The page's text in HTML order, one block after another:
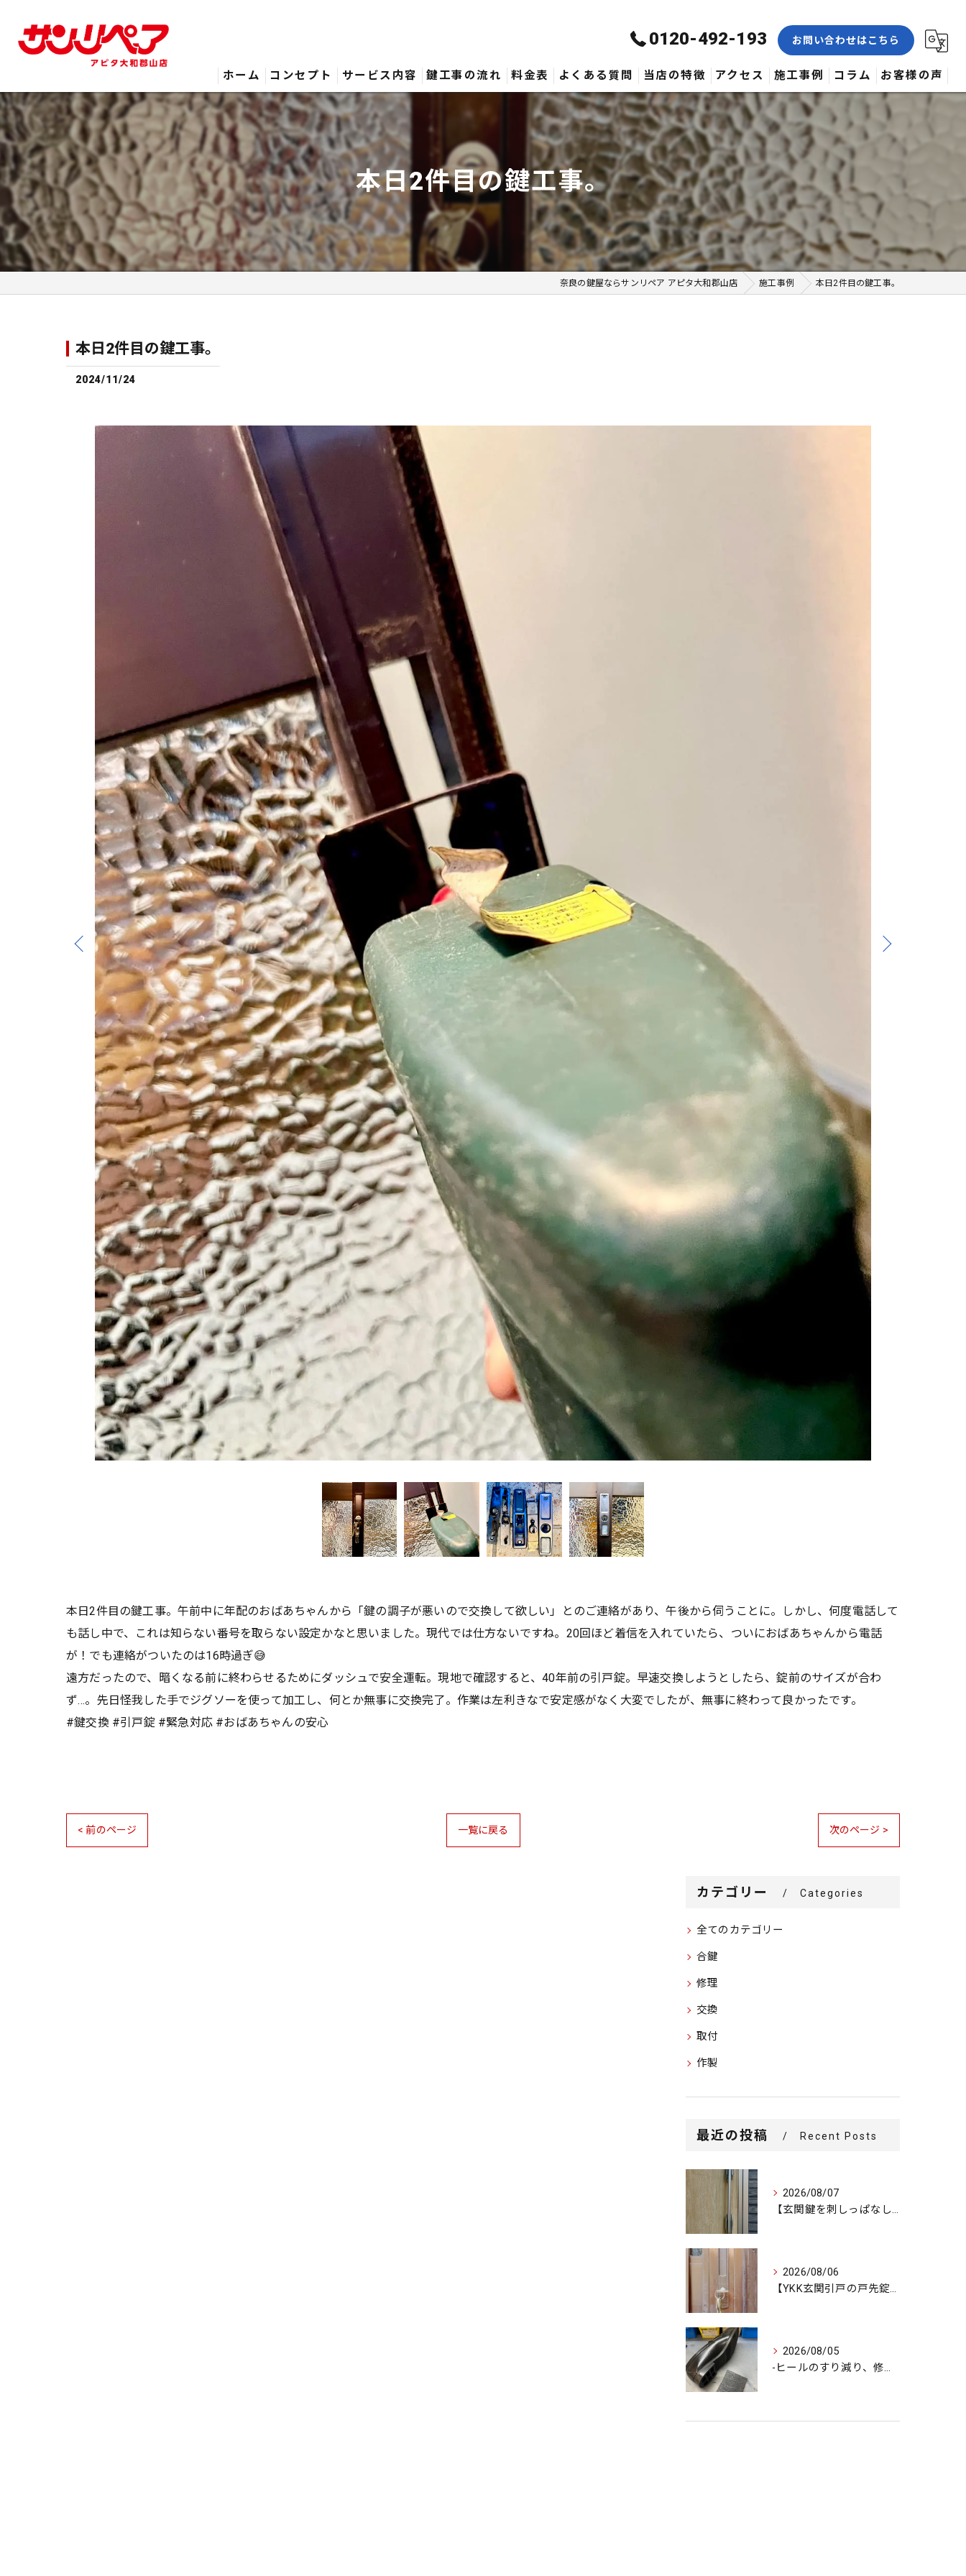
0120-492-193 お問い合わせはこちら
ホーム コンセプト サービス内容 鍵工事の流れ 料金表 よくある質問 当店の特徴
合鍵
修理
交換
取付
作製
アクセス 施工事例 コラム お客様の声
本日2件目の鍵工事。
奈良の鍵屋ならサンリペア アピタ大和郡山店 施工事例 本日2件目の鍵工事。
本日2件目の鍵工事。
2024/11/24
本日2件目の鍵工事。午前中に年配のおばあちゃんから「鍵の調子が悪いので交換して欲しい」とのご連絡があり、午後から伺うことに。しかし、何度電話して
も話し中で、これは知らない番号を取らない設定かなと思いました。現代では仕方ないですね。20回ほど着信を入れていたら、ついにおばあちゃんから電話
が！でも連絡がついたのは16時過ぎ😅
遠方だったので、暗くなる前に終わらせるためにダッシュで安全運転。現地で確認すると、40年前の引戸錠。早速交換しようとしたら、錠前のサイズが合わ
ず…。先日怪我した手でジグソーを使って加工し、何とか無事に交換完了。作業は左利きなで安定感がなく大変でしたが、無事に終わって良かったです。
#鍵交換 #引戸錠 #緊急対応 #おばあちゃんの安心
< 前のページ 一覧に戻る 次のページ >
カテゴリー Categories
全てのカテゴリー
合鍵
修理
交換
取付
作製
最近の投稿 Recent Posts
2026/08/07
【玄関鍵を刺しっぱなしで外出…不安を解消するための即日交換対...
2026/08/06
【YKK玄関引戸の戸先錠が勝手にかかる…廃盤MIWA錠前を奇...
2026/08/05
-ヒールのすり減り、修理できます-